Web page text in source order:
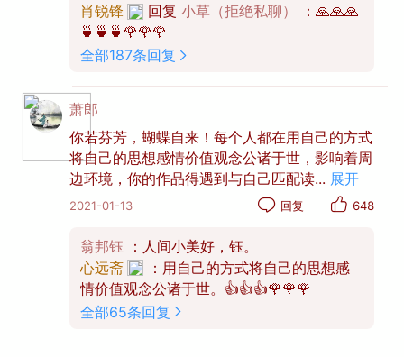
比如下面几位美友，就找到了自己的账号定
另一方面，你也需要在作品发布后，观察阅读、
肖锐锋
回复 小草（拒绝私聊）
：🙏🙏🙏
🍵🍵🍵🌹🌹🌹
全部187条回复
萧郎
你若芬芳，蝴蝶自来！每个人都在用自己的方式
将自己的思想感情价值观念公诸于世，影响着周
边环境，你的作品得遇到与自己匹配读... 展开
2021-01-13 回复 648
翁邦钰
：人间小美好，钰。
心远斋
：用自己的方式将自己的思想感
情价值观念公诸于世。👍👍👍🌹🌹🌹
全部65条回复